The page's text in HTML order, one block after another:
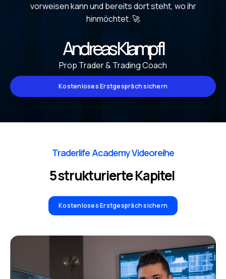
vorweisen kann und bereits dort steht, wo ihr
hinmöchtet. 🚀
Andreas Klampfl
Prop Trader & Trading Coach
Kostenloses Erstgespräch sichern
Traderlife Academy Videoreihe
5 strukturierte Kapitel
Kostenloses Erstgespräch sichern